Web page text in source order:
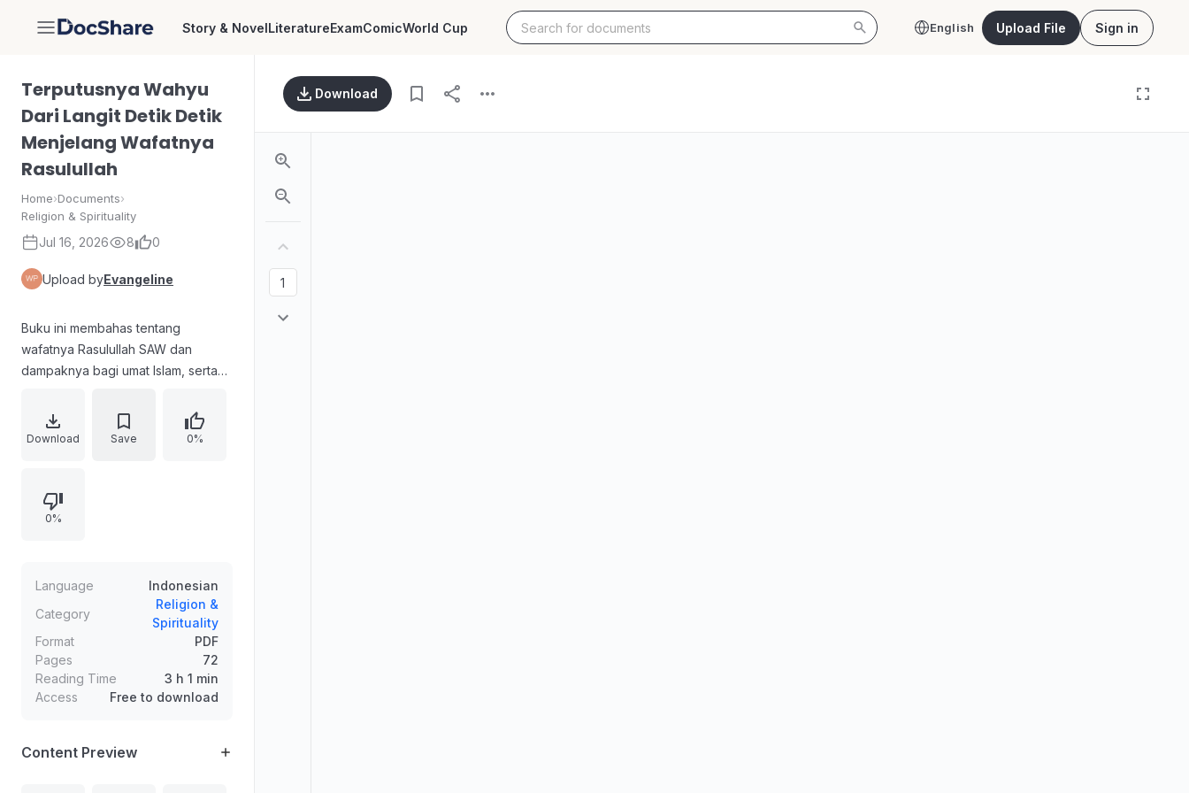
DocShare Story & NovelLiteratureExamComicWorld Cup English Upload File Sign in
Terputusnya Wahyu
Dari Langit Detik Detik
Menjelang Wafatnya
Rasulullah
Home›Documents›
Religion & Spirituality
Jul 16, 2026 8 0
Upload byEvangeline
Buku ini membahas tentang
wafatnya Rasulullah SAW dan
dampaknya bagi umat Islam, serta
keagamaan. Terdapat pula kutipan-
kutipan penting dari Al-Qur'an dan
Download Save 0%
0%
Language
Indonesian
Category
Religion &
Spirituality
Format
PDF
Pages
72
Reading Time
3 h 1 min
Access
Free to download
Content Preview
Download